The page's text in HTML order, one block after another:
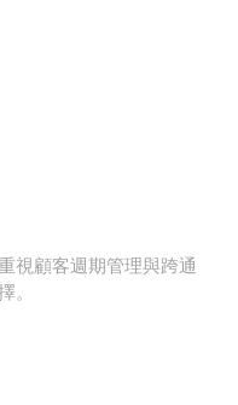
視顧客週期管理與跨通
。